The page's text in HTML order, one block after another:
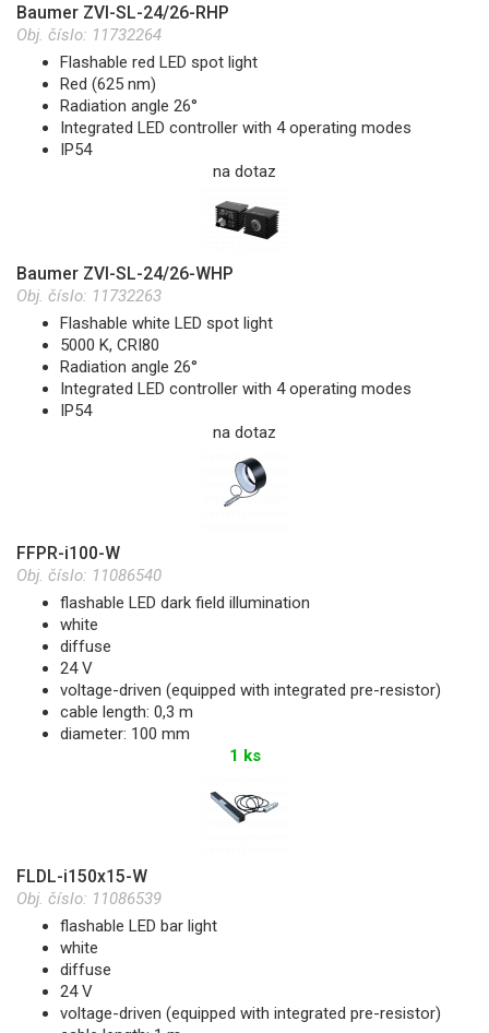
Baumer ZVI-SL-24/26-RHP
Obj. číslo: 11732264
Flashable red LED spot light
Red (625 nm)
Radiation angle 26°
Integrated LED controller with 4 operating modes
IP54
na dotaz
Baumer ZVI-SL-24/26-WHP
Obj. číslo: 11732263
Flashable white LED spot light
5000 K, CRI80
Radiation angle 26°
Integrated LED controller with 4 operating modes
IP54
na dotaz
FFPR-i100-W
Obj. číslo: 11086540
flashable LED dark field illumination
white
diffuse
24 V
voltage-driven (equipped with integrated pre-resistor)
cable length: 0,3 m
diameter: 100 mm
1 ks
FLDL-i150x15-W
Obj. číslo: 11086539
flashable LED bar light
white
diffuse
24 V
voltage-driven (equipped with integrated pre-resistor)